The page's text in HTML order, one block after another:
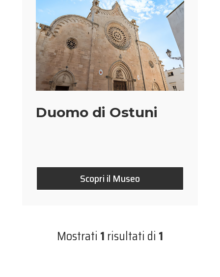
Duomo di Ostuni
Scopri il Museo
Mostrati 1 risultati di 1